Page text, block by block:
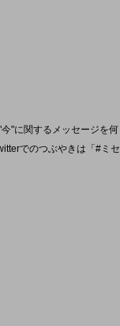
"に関するメッセージを何
でのつぶやきは「#ミセ